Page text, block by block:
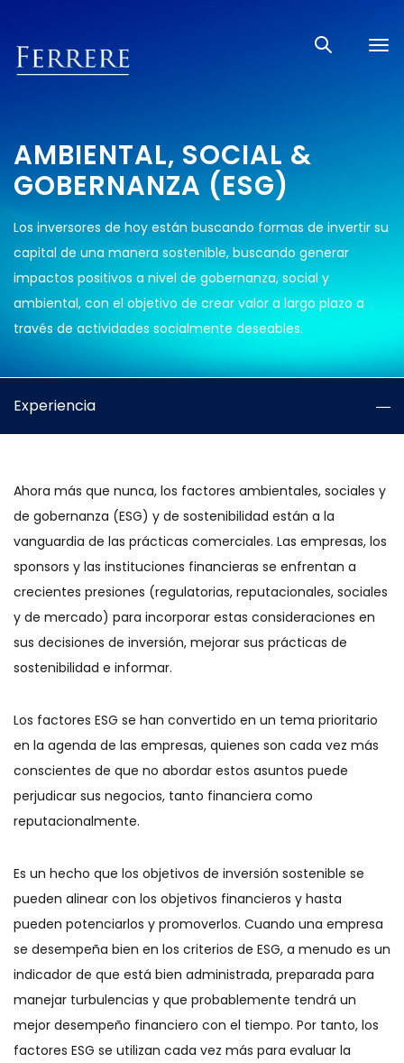
AMBIENTAL, SOCIAL &
GOBERNANZA (ESG)
Los inversores de hoy están buscando formas de invertir su
capital de una manera sostenible, buscando generar
impactos positivos a nivel de gobernanza, social y
ambiental, con el objetivo de crear valor a largo plazo a
través de actividades socialmente deseables.
Experiencia
Ahora más que nunca, los factores ambientales, sociales y
de gobernanza (ESG) y de sostenibilidad están a la
vanguardia de las prácticas comerciales. Las empresas, los
sponsors y las instituciones financieras se enfrentan a
crecientes presiones (regulatorias, reputacionales, sociales
y de mercado) para incorporar estas consideraciones en
sus decisiones de inversión, mejorar sus prácticas de
sostenibilidad e informar.
Los factores ESG se han convertido en un tema prioritario
en la agenda de las empresas, quienes son cada vez más
conscientes de que no abordar estos asuntos puede
perjudicar sus negocios, tanto financiera como
reputacionalmente.
Es un hecho que los objetivos de inversión sostenible se
pueden alinear con los objetivos financieros y hasta
pueden potenciarlos y promoverlos. Cuando una empresa
se desempeña bien en los criterios de ESG, a menudo es un
indicador de que está bien administrada, preparada para
manejar turbulencias y que probablemente tendrá un
mejor desempeño financiero con el tiempo. Por tanto, los
factores ESG se utilizan cada vez más para evaluar la